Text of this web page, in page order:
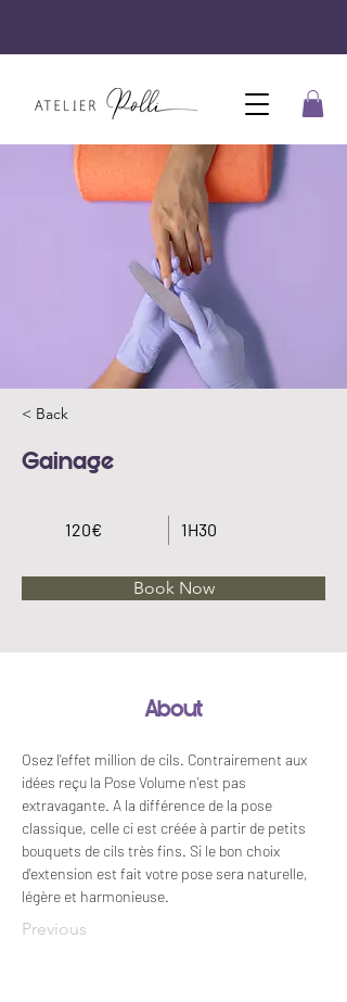
< Back
Gainage
120€ 1H30
Book Now
About
Osez l'effet million de cils. Contrairement aux
idées reçu la Pose Volume n'est pas
extravagante. A la différence de la pose
classique, celle ci est créée à partir de petits
bouquets de cils très fins. Si le bon choix
d'extension est fait votre pose sera naturelle,
légère et harmonieuse.
Previous